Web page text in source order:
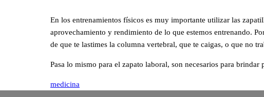
En los entrenamientos físicos es muy importante utilizar las
aprovechamiento y rendimiento de lo que estemos entrenando.
de que te lastimes la columna vertebral, que te caigas, o que no
Pasa lo mismo para el zapato laboral, son necesarios para
medicina